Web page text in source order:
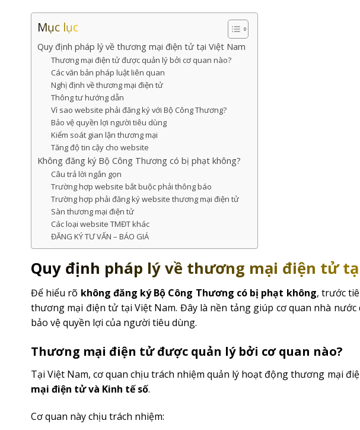
Mục lục
Quy định pháp lý về thương mại điện tử tại Việt Nam
Thương mại điện tử được quản lý bởi cơ quan nào?
Các văn bản pháp luật liên quan
Nghị định về thương mại điện tử
Thông tư hướng dẫn
Vì sao website phải đăng ký với Bộ Công Thương?
Bảo vệ quyền lợi người tiêu dùng
Kiểm soát gian lận thương mại
Tăng độ tin cậy cho website
Không đăng ký Bộ Công Thương có bị phạt không?
Câu trả lời ngắn gọn
Trường hợp website bắt buộc phải thông báo
Trường hợp phải đăng ký website thương mại điện tử
Sàn thương mại điện tử
Các loại website TMĐT khác
ĐĂNG KÝ TƯ VẤN – BÁO GIÁ
Quy định pháp lý về thương mại điện tử
Để hiểu rõ không đăng ký Bộ Công Thương có bị phạt không, trước
thương mại điện tử tại Việt Nam. Đây là nền tảng giúp cơ quan nhà
bảo vệ quyền lợi của người tiêu dùng.
Thương mại điện tử được quản lý bởi cơ quan nào?
Tại Việt Nam, cơ quan chịu trách nhiệm quản lý hoạt động thương mại
mại điện tử và Kinh tế số.
Cơ quan này chịu trách nhiệm: